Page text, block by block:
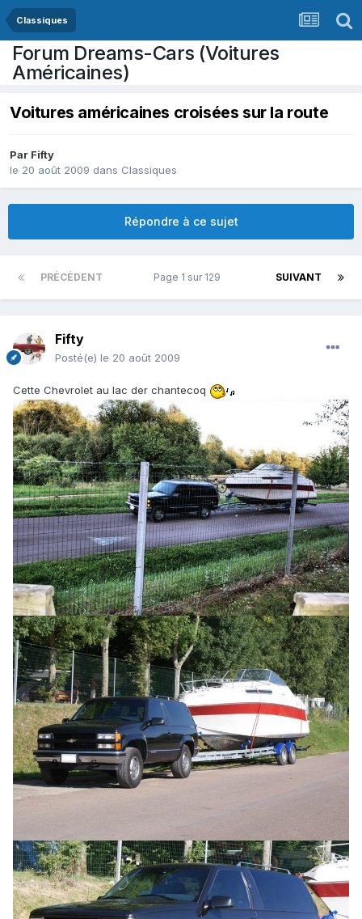
Classiques
Forum Dreams-Cars (Voitures
Américaines)
Voitures américaines croisées sur la route
Par Fifty
le 20 août 2009 dans Classiques
Répondre à ce sujet
PRÉCÉDENT SUIVANT
Page 1 sur 129
Fifty
Posté(e) le 20 août 2009
Cette Chevrolet au lac der chantecoq